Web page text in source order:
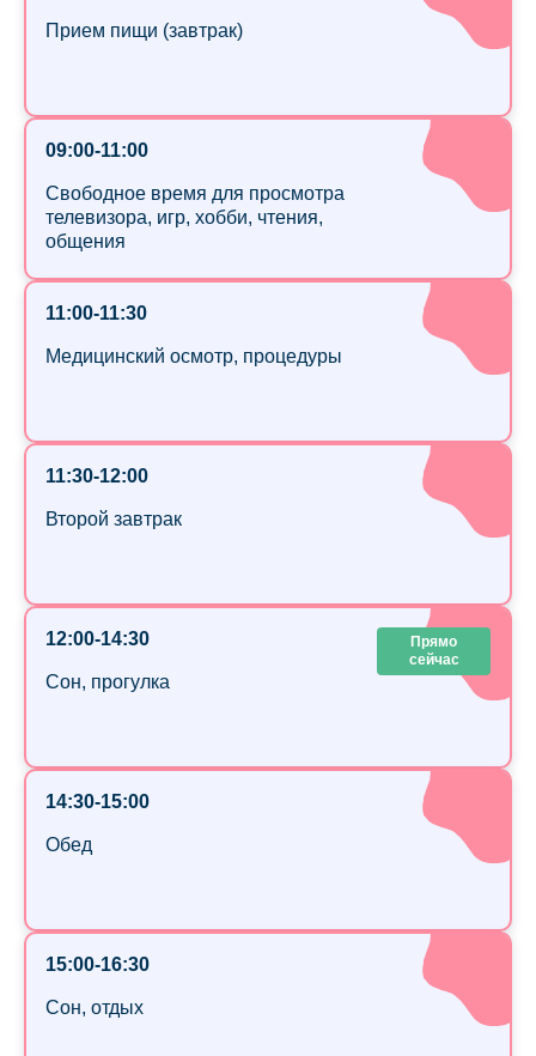
Прием пищи (завтрак)
09:00-11:00
Свободное время для просмотра
телевизора, игр, хобби, чтения,
общения
11:00-11:30
Медицинский осмотр, процедуры
11:30-12:00
Второй завтрак
12:00-14:30
Сон, прогулка
Прямо
сейчас
14:30-15:00
Обед
15:00-16:30
Сон, отдых